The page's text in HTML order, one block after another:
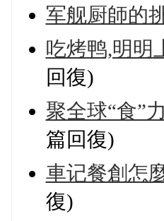
军舰厨師的
吃烤鸭,明明
回復)
聚全球“食”
篇回復)
車记餐創怎
復)